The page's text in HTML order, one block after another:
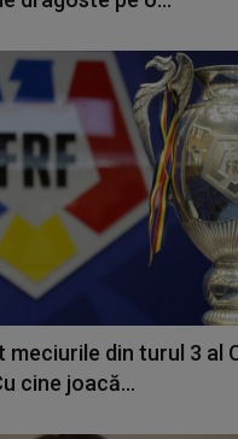
meciurile din turul 3 al
cine joacă...